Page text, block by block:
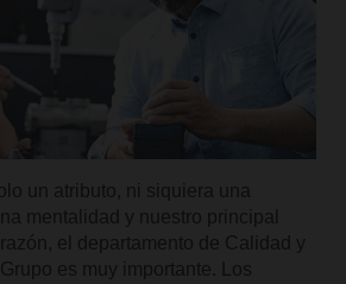
un atributo, ni siquiera una
mentalidad y nuestro principal
el departamento de Calidad y
es muy importante. Los